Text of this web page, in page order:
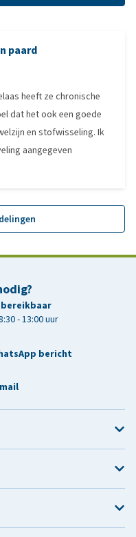
paard
heeft ze chronische
dat het ook een goede
en stofwisseling. Ik
aangegeven
- 13:00 uur
bericht